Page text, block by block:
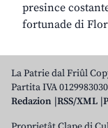
presince
fortunade di
La Patrie dal Friûl
Partita IVA
Redazion RSS/XML